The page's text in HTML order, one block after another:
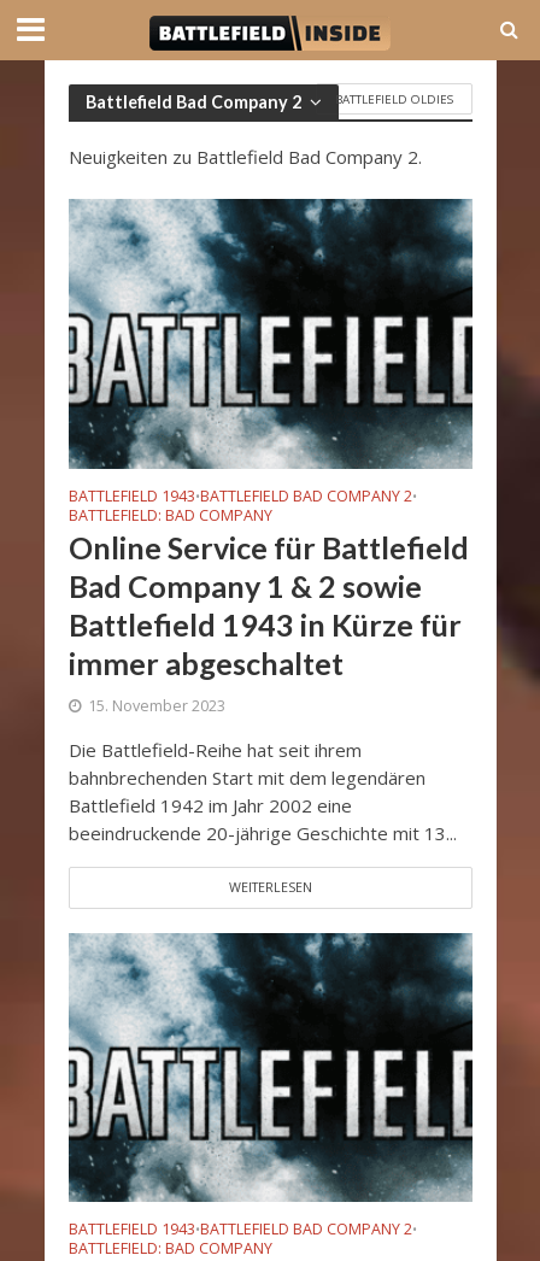
Battlefield Bad Company 2 BATTLEFIELD OLDIES
Neuigkeiten zu Battlefield Bad Company 2.
BATTLEFIELD 1943•BATTLEFIELD BAD COMPANY 2•
BATTLEFIELD: BAD COMPANY
Online Service für Battlefield
Bad Company 1 & 2 sowie
Battlefield 1943 in Kürze für
immer abgeschaltet
15. November 2023
Die Battlefield-Reihe hat seit ihrem
bahnbrechenden Start mit dem legendären
Battlefield 1942 im Jahr 2002 eine
beeindruckende 20-jährige Geschichte mit 13...
WEITERLESEN
BATTLEFIELD 1943•BATTLEFIELD BAD COMPANY 2•
BATTLEFIELD: BAD COMPANY